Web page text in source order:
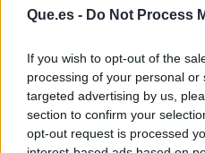
Que.es - Do Not Process
If you wish to opt-out of the
processing of your personal
targeted advertising by us,
section to confirm your
opt-out request is processed
Además,te permitirá